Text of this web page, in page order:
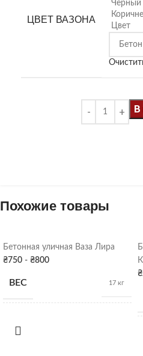
ЦВЕТ ВАЗОНА
Черный
Цвет
В
Похожие товары
Бетонная уличная Ваза Лира
₴750 - ₴800
ВЕС 17 кг
₴